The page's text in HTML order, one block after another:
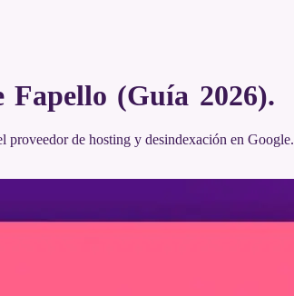
(Guía 2026).
proveedor de hosting y desindexación en Google.